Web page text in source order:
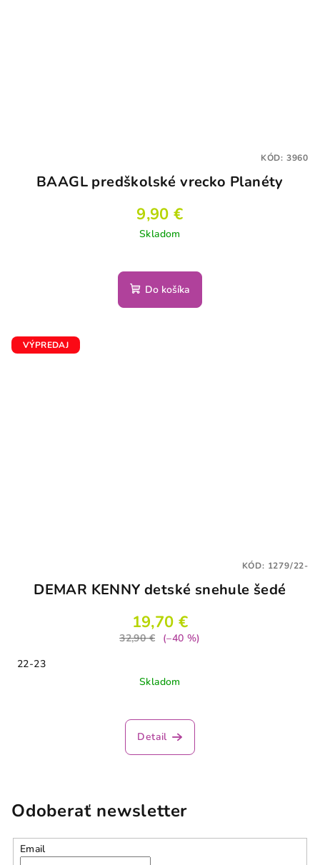
BAAGL predškolské vrecko Planéty
9,90 €
Skladom
Do košíka
KÓD: 3960
VÝPREDAJ
DEMAR KENNY detské snehule šedé
19,70 €
32,90 €
(–40 %)
22-23
Skladom
Detail
KÓD: 1279/22-
Odoberať newsletter
Email